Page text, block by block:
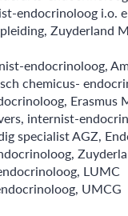
endocrinoloog i.o.
Zuyderland
endocrinoloog,
chemicus-
Erasmus
internist-
specialist AGZ,
LUMC
UMCG